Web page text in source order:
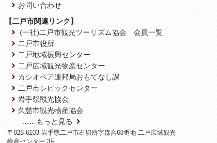
お問い合わせ
【二戸市関連リンク】
(一社)二戸市観光ツーリズム協会 会員一覧
二戸市役所
二戸地域振興センター
二戸広域観光物産センター
カシオペア連邦局おもてなし課
二戸市シビックセンター
岩手県観光協会
久慈市観光物産協会
……もっと見る
〒028-6103 岩手県二戸市石切所字森合68番地 二戸広域観光
物産センター 3F